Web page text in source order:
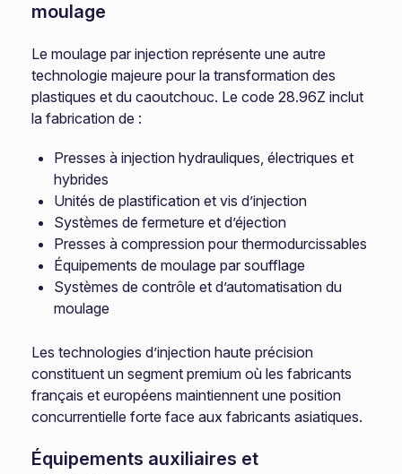
moulage
Le moulage par injection représente une autre
technologie majeure pour la transformation des
plastiques et du caoutchouc. Le code 28.96Z inclut
la fabrication de :
Presses à injection hydrauliques, électriques et
hybrides
Unités de plastification et vis d’injection
Systèmes de fermeture et d’éjection
Presses à compression pour thermodurcissables
Équipements de moulage par soufflage
Systèmes de contrôle et d’automatisation du
moulage
Les technologies d’injection haute précision
constituent un segment premium où les fabricants
français et européens maintiennent une position
concurrentielle forte face aux fabricants asiatiques.
Équipements auxiliaires et